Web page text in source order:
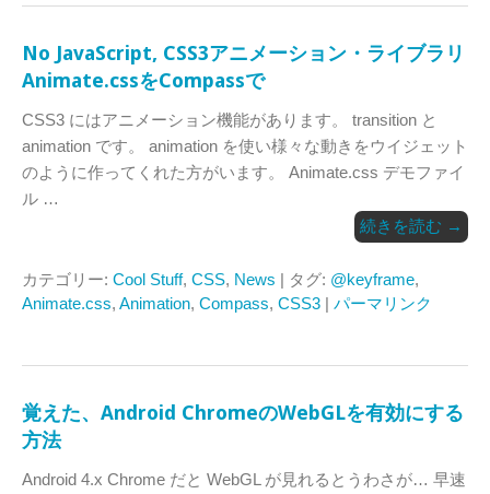
No JavaScript, CSS3アニメーション・ライブラリ
Animate.cssをCompassで
CSS3 にはアニメーション機能があります。 transition と
animation です。 animation を使い様々な動きをウイジェット
のように作ってくれた方がいます。 Animate.css デモファイ
ル …
続きを読む →
カテゴリー: Cool Stuff, CSS, News | タグ: @keyframe,
Animate.css, Animation, Compass, CSS3 | パーマリンク
覚えた、Android ChromeのWebGLを有効にする
方法
Android 4.x Chrome だと WebGL が見れるとうわさが… 早速